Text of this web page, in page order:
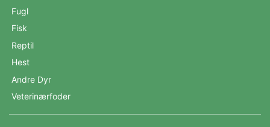
Fugl
Fisk
Reptil
Hest
Andre Dyr
Veterinærfoder